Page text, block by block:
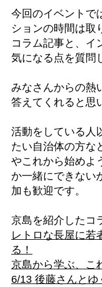
今回のイベントで
ションの時間は取
コラム記事と、イ
気になる点を質問
みなさんからの熱
答えてくれると思
活動をしている人
たい自治体の方な
やこれから始めよ
か一緒にできない
加も歓迎です。
京島を紹介したコ
レトロな長屋に
る！
京島から学ぶ、こ
6/13 後藤さんと